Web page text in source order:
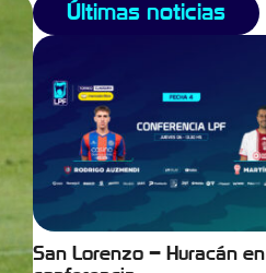
Últimas noticias
San Lorenzo – Huracán en